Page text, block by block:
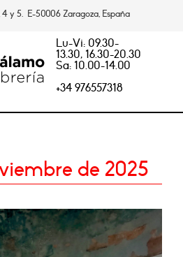
4 y 5. E-50006 Zaragoza, España
Lu-Vi: 09.30-
13.30, 16.30-20.30
Sa: 10.00-14.00
+34 976557318
de 2025